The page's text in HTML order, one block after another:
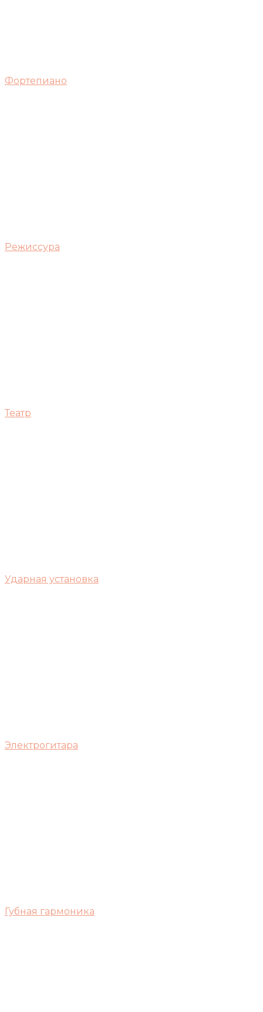
Фортепиано
Режиссура
Театр
Ударная установка
Электрогитара
Губная гармоника